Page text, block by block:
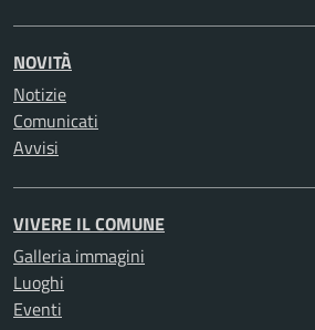
NOVITÀ
Notizie
Comunicati
Avvisi
VIVERE IL COMUNE
Galleria immagini
Luoghi
Eventi